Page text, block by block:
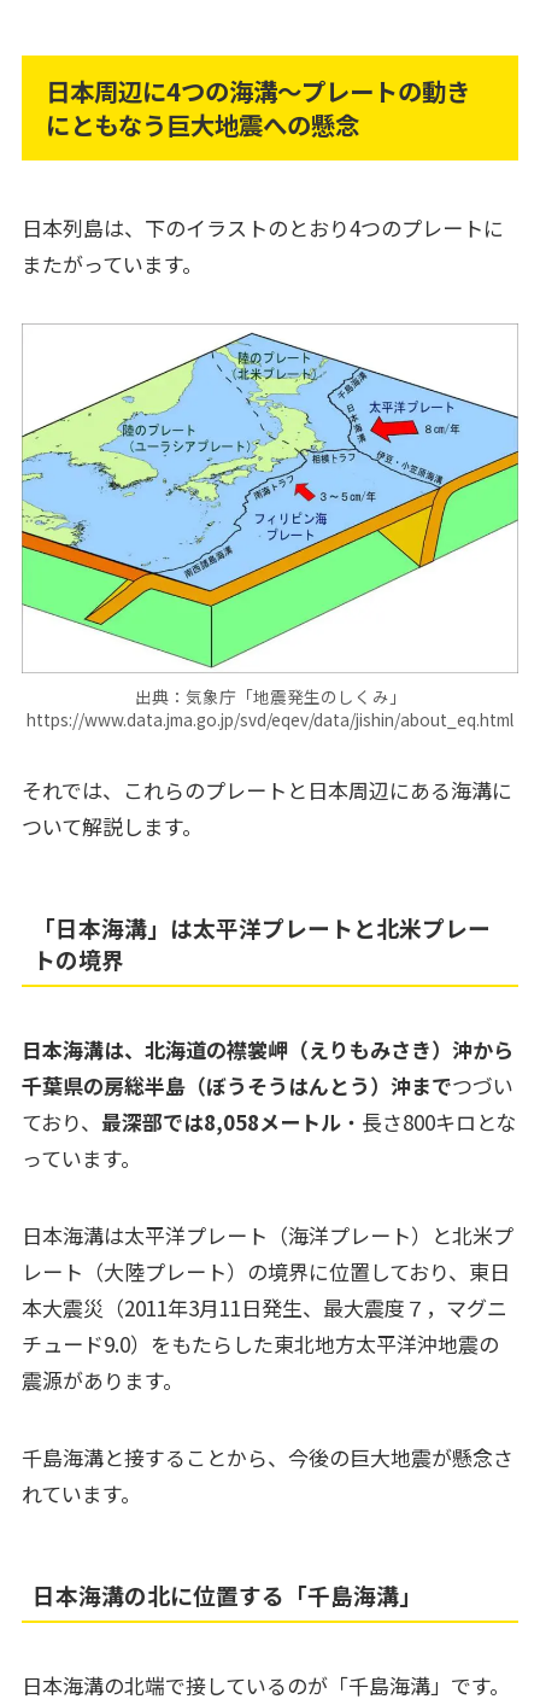
日本周辺に4つの海溝～プレートの動き
にともなう巨大地震への懸念
日本列島は、下のイラストのとおり4つのプレートに
またがっています。
出典：気象庁「地震発生のしくみ」
https://www.data.jma.go.jp/svd/eqev/data/jishin/about_eq.html
それでは、これらのプレートと日本周辺にある海溝に
ついて解説します。
「日本海溝」は太平洋プレートと北米プレー
トの境界
日本海溝は、北海道の襟裳岬（えりもみさき）沖から
千葉県の房総半島（ぼうそうはんとう）沖までつづい
ており、 最深部では8,058メートル・長さ800キロとな
っています。
日本海溝は太平洋プレート（海洋プレート）と北米プ
レート（大陸プレート）の境界に位置しており、東日
本大震災（2011年3月11日発生、最大震度７，マグニ
チュード9.0）をもたらした東北地方太平洋沖地震の
震源があります。
千島海溝と接することから、今後の巨大地震が懸念さ
れています。
日本海溝の北に位置する「千島海溝」
日本海溝の北端で接しているのが「千島海溝」です。